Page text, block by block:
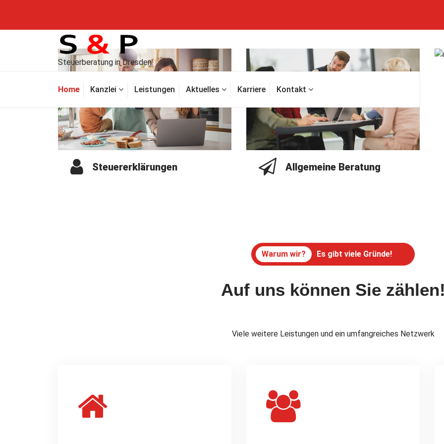
Steuerberatung in Dresden
Kanzlei
Leistungen Aktuelles Karriere Kontakt
Steuererklärungen Allgemeine Beratung
Warum wir? Es gibt viele Gründe!
Auf uns können Sie
Viele weitere Leistungen und ein umfangreiches Netzwerk